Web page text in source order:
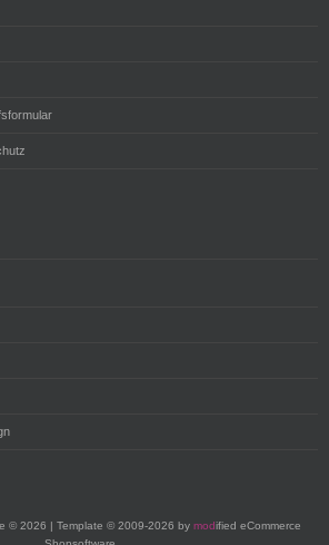
© 2026 | Template © 2009-2026 by modified eCommerce